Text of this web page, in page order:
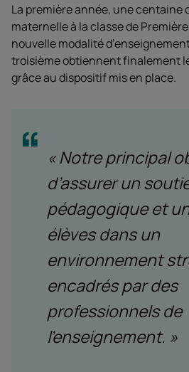
La première année, une centaine
maternelle à la classe de
nouvelle modalité
troisième obtiennent finalement
grâce au dispositif mis en place.
« Notre principal
d’assurer un
pédagogique et
élèves dans un
environnement
encadrés par des
professionnels de
l’enseignement. »